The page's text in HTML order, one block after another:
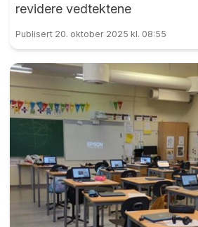
revidere vedtektene
Publisert 20. oktober 2025 kl. 08:55